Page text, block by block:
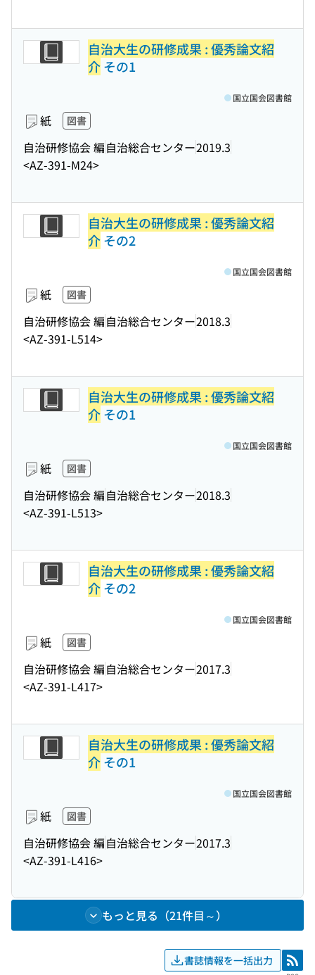
自治大生の研修成果 : 優秀論文紹
介その1
紙 図書
自治研修協会 編自治総合センター2019.3
<AZ-391-M24>
国立国会図書館
自治大生の研修成果 : 優秀論文紹
介その2
紙 図書
自治研修協会 編自治総合センター2018.3
<AZ-391-L514>
国立国会図書館
自治大生の研修成果 : 優秀論文紹
介その1
紙 図書
自治研修協会 編自治総合センター2018.3
<AZ-391-L513>
国立国会図書館
自治大生の研修成果 : 優秀論文紹
介その2
紙 図書
自治研修協会 編自治総合センター2017.3
<AZ-391-L417>
国立国会図書館
自治大生の研修成果 : 優秀論文紹
介その1
紙 図書
自治研修協会 編自治総合センター2017.3
<AZ-391-L416>
国立国会図書館
もっと見る（21件目～）
書誌情報を一括出力 RSS